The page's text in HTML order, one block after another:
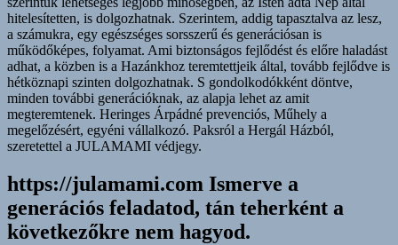
https://julamami.com Ismerve a
generációs feladatod, tán teherként a
következőkre nem hagyod.